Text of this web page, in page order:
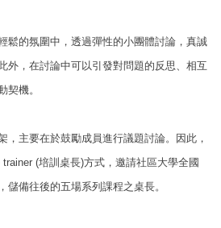
鬆的氛圍中，透過彈性的小團體討論，真誠
外，在討論中可以引發對問題的反思、相互
契機。
，主要在於鼓勵成員進行議題討論。因此，
trainer (培訓桌長)方式，邀請社區大學全國
儲備往後的五場系列課程之桌長。